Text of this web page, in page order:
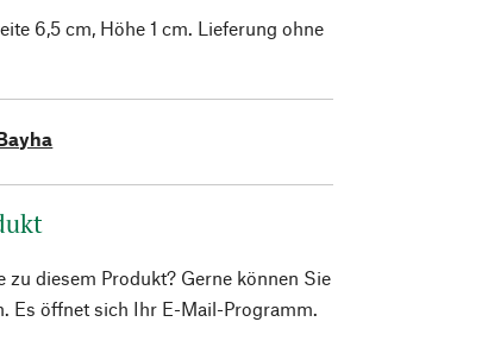
6,5 cm, Höhe 1 cm. Lieferung ohne
zu diesem Produkt? Gerne können Sie
Es öffnet sich Ihr E-Mail-Programm.